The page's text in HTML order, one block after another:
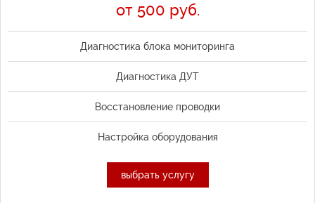
от 500 руб.
Диагностика блока мониторинга
Диагностика ДУТ
Восстановление проводки
Настройка оборудования
выбрать услугу